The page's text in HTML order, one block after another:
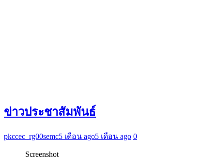
ข่าวประชาสัมพันธ์
pkccec_rg00semc5 เดือน ago5 เดือน ago 0
Screenshot